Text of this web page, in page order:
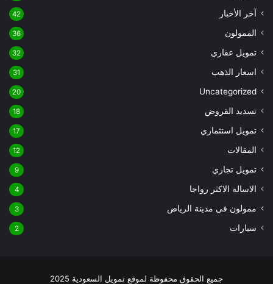
آخر الأخبار 42
الممولون 36
تمويل عقاري 32
اسعار الذهب 31
Uncategorized
20
تسديد القروض 18
تمويل استثماري 17
المقالات 12
تمويل تجاري 9
الاسالة الاكثر رواجا 4
ممولون في مدينة الرياض 3
سيارات 2
جميع الحقوق محفوظة لموقع تمويل السعودية 2025